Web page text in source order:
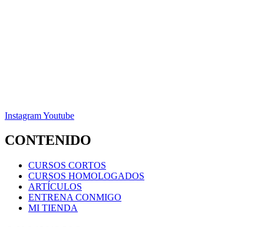
InstagramYoutube
CONTENIDO
CURSOS CORTOS
CURSOS HOMOLOGADOS
ARTÍCULOS
ENTRENA CONMIGO
MI TIENDA